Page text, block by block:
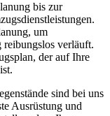
bis zur
um
verläuft.
der auf Ihre
sind bei uns
Ausrüstung und